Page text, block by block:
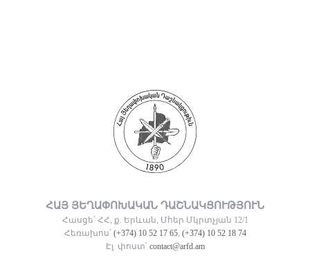
ՀԱՅ ՅԵՂԱՓՈԽԱԿԱՆ ԴԱՇՆԱԿՑՈՒԹՅՈՒՆ
Հասցե՝ ՀՀ, ք. Երևան, Մհեր Մկրտչյան 12/1
Հեռախոս՝ (+374) 10 52 17 65, (+374) 10 52 18 74
Էլ. փոստ՝ contact@arfd.am